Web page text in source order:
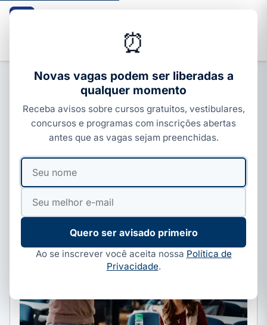
ENEM, SISU E PROUNI
MEC lança Portal Único com Sisu,
ProUni e FIES; veja como se
inscrever
PorIvan Alves
⏰
Novas vagas podem ser liberadas a
qualquer momento
Receba avisos sobre cursos gratuitos, vestibulares,
concursos e programas com inscrições abertas
antes que as vagas sejam preenchidas.
Seu
nome
Seu
mail
Quero ser avisado primeiro
Ao se inscrever você aceita nossa Política de
Privacidade.